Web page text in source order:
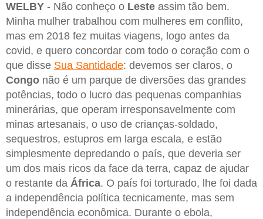
WELBY - Não conheço o Leste assim tão bem.
Minha mulher trabalhou com mulheres em conflito,
mas em 2018 fez muitas viagens, logo antes da
covid, e quero concordar com todo o coração com o
que disse Sua Santidade: devemos ser claros, o
Congo não é um parque de diversões das grandes
potências, todo o lucro das pequenas companhias
minerárias, que operam irresponsavelmente com
minas artesanais, o uso de crianças-soldado,
sequestros, estupros em larga escala, e estão
simplesmente depredando o país, que deveria ser
um dos mais ricos da face da terra, capaz de ajudar
o restante da África. O país foi torturado, lhe foi dada
a independência política tecnicamente, mas sem
independência econômica. Durante o ebola,